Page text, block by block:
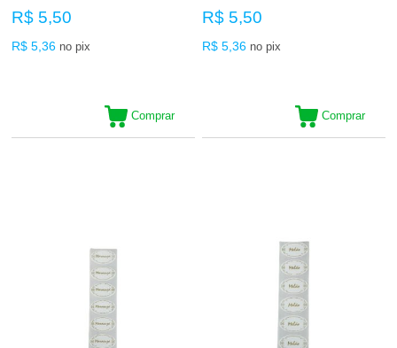
R$ 5,50
R$ 5,36 no pix
Comprar
R$ 5,50
R$ 5,36 no pix
Comprar